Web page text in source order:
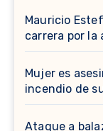
Mauricio
carrera por la
Mujer es
incendio de
Ataque a